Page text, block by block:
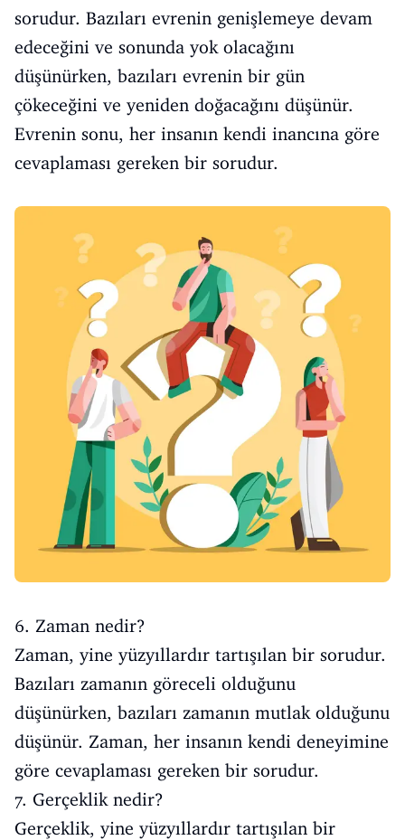
sorudur. Bazıları evrenin genişlemeye devam
edeceğini ve sonunda yok olacağını
düşünürken, bazıları evrenin bir gün
çökeceğini ve yeniden doğacağını düşünür.
Evrenin sonu, her insanın kendi inancına göre
cevaplaması gereken bir sorudur.
6. Zaman nedir?
Zaman, yine yüzyıllardır tartışılan bir sorudur.
Bazıları zamanın göreceli olduğunu
düşünürken, bazıları zamanın mutlak olduğunu
düşünür. Zaman, her insanın kendi deneyimine
göre cevaplaması gereken bir sorudur.
7. Gerçeklik nedir?
Gerçeklik, yine yüzyıllardır tartışılan bir